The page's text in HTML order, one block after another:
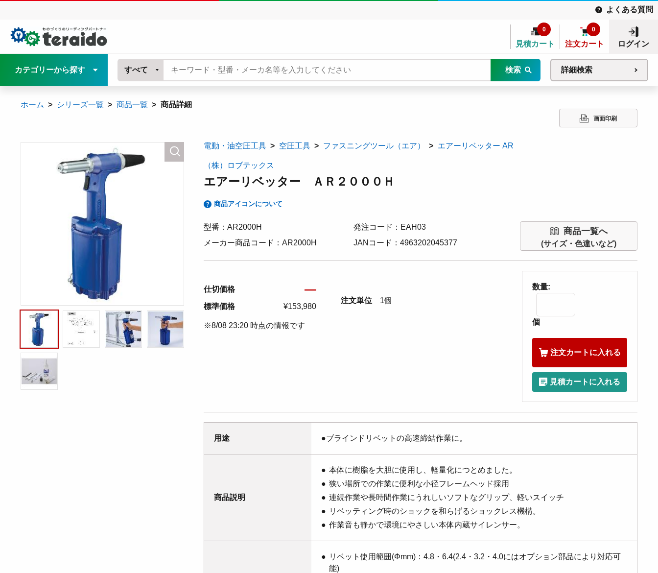
よくある質問
見積カート
0
注文カート
0
ログイン
カテゴリーから探す すべて 検索 詳細検索
ホーム シリーズ一覧 商品一覧 商品詳細
画面印刷
電動・油空圧工具 空圧工具 ファスニングツール（エア） エアーリベッター AR
（株）ロブテックス
エアーリベッター ＡＲ２０００Ｈ
商品アイコンについて
型番：AR2000H
発注コード：EAH03
メーカー商品コード：AR2000H
JANコード：4963202045377
商品一覧へ
(サイズ・色違いなど)
仕切価格 ―
標準価格 ¥153,980
注文単位 1個
※8/08 23:20 時点の情報です
数量:
個
注文カートに入れる
見積カートに入れる
用途 ●ブラインドリベットの高速締結作業に。
商品説明
本体に樹脂を大胆に使用し、軽量化につとめました。
狭い場所での作業に便利な小径フレームヘッド採用
連続作業や長時間作業にうれしいソフトなグリップ、軽いスイッチ
リベッティング時のショックを和らげるショックレス機構。
作業音も静かで環境にやさしい本体内蔵サイレンサー。
リベット使用範囲(Φmm)：4.8・6.4(2.4・3.2・4.0にはオプション部品により対応可
能)